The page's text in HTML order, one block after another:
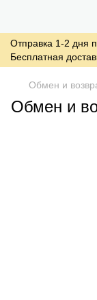
Отправка 1-2 дня
Бесплатная
Обмен и
Обмен и